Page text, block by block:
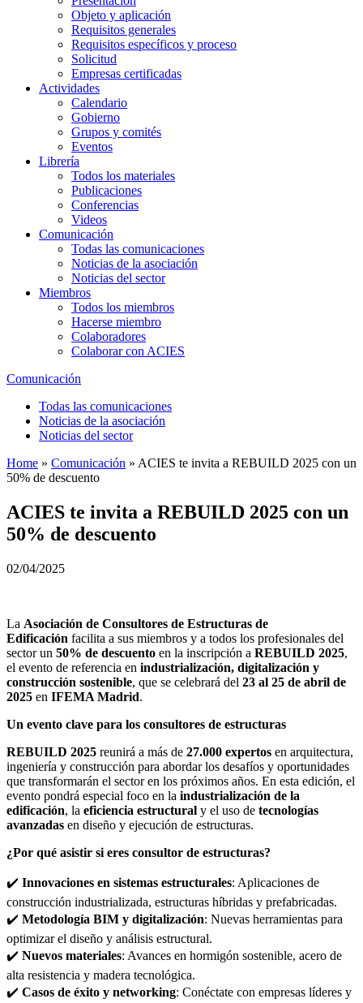
Objeto y aplicación
Requisitos generales
Requisitos específicos y proceso
Solicitud
Empresas certificadas
Actividades
Calendario
Gobierno
Grupos y comités
Eventos
Librería
Todos los materiales
Publicaciones
Conferencias
Videos
Comunicación
Todas las comunicaciones
Noticias de la asociación
Noticias del sector
Miembros
Todos los miembros
Hacerse miembro
Colaboradores
Colaborar con ACIES
Comunicación
Todas las comunicaciones
Noticias de la asociación
Noticias del sector
Home » Comunicación » ACIES te invita a REBUILD 2025 con un
50% de descuento
ACIES te invita a REBUILD 2025 con un
50% de descuento
02/04/2025
La Asociación de Consultores de Estructuras de
Edificación facilita a sus miembros y a todos los profesionales del
sector un 50% de descuento en la inscripción a REBUILD 2025,
el evento de referencia en industrialización, digitalización y
construcción sostenible, que se celebrará del 23 al 25 de abril de
2025 en IFEMA Madrid.
Un evento clave para los consultores de estructuras
REBUILD 2025 reunirá a más de 27.000 expertos en arquitectura,
ingeniería y construcción para abordar los desafíos y oportunidades
que transformarán el sector en los próximos años. En esta edición, el
evento pondrá especial foco en la industrialización de la
edificación, la eficiencia estructural y el uso de tecnologías
avanzadas en diseño y ejecución de estructuras.
¿Por qué asistir si eres consultor de estructuras?
✔️ Innovaciones en sistemas estructurales: Aplicaciones de
construcción industrializada, estructuras híbridas y prefabricadas.
✔️ Metodología BIM y digitalización: Nuevas herramientas para
optimizar el diseño y análisis estructural.
✔️ Nuevos materiales: Avances en hormigón sostenible, acero de
alta resistencia y madera tecnológica.
✔️ Casos de éxito y networking: Conéctate con empresas líderes y